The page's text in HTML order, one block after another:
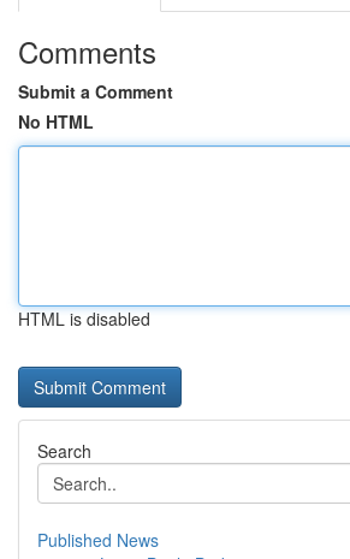
Comments
Submit a Comment
No HTML
HTML is disabled
Search
Published News